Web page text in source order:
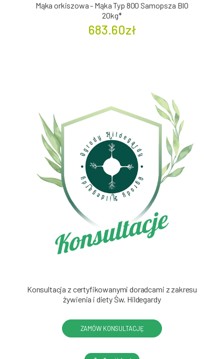
Mąka orkiszowa - Mąka Typ 800 Samopsza BIO
20kg*
683.60zł
Konsultacja z certyfikowanymi doradcami z zakresu
żywienia i diety Św. Hildegardy
ZAMÓW KONSULTACJĘ